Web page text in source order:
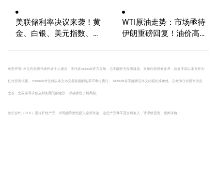
美联储利率决议来袭！黄
金、白银、美元指数、标
WTI原油走势：市场亟待
伊朗重磅回复！油价高波
免责声明: 本文内容仅代表作者个人观点，不代表mitrade官方立场，也不能作为投资建议。文章内容仅做参考，读者不应以本文作为
任何投资依据。 mitrade对任何以本文为交易依据的结果不承担责任。 Mitrade亦不能保证本文内容的准确性。在做出任何投资决定
之前，您应该寻求独立财务顾问的建议，以确保您了解风险。
差价合约（CFD）是杠杆性产品，有可能导致您损失全部资金。这些产品并不适合所有人，请谨慎投资。 查阅详情